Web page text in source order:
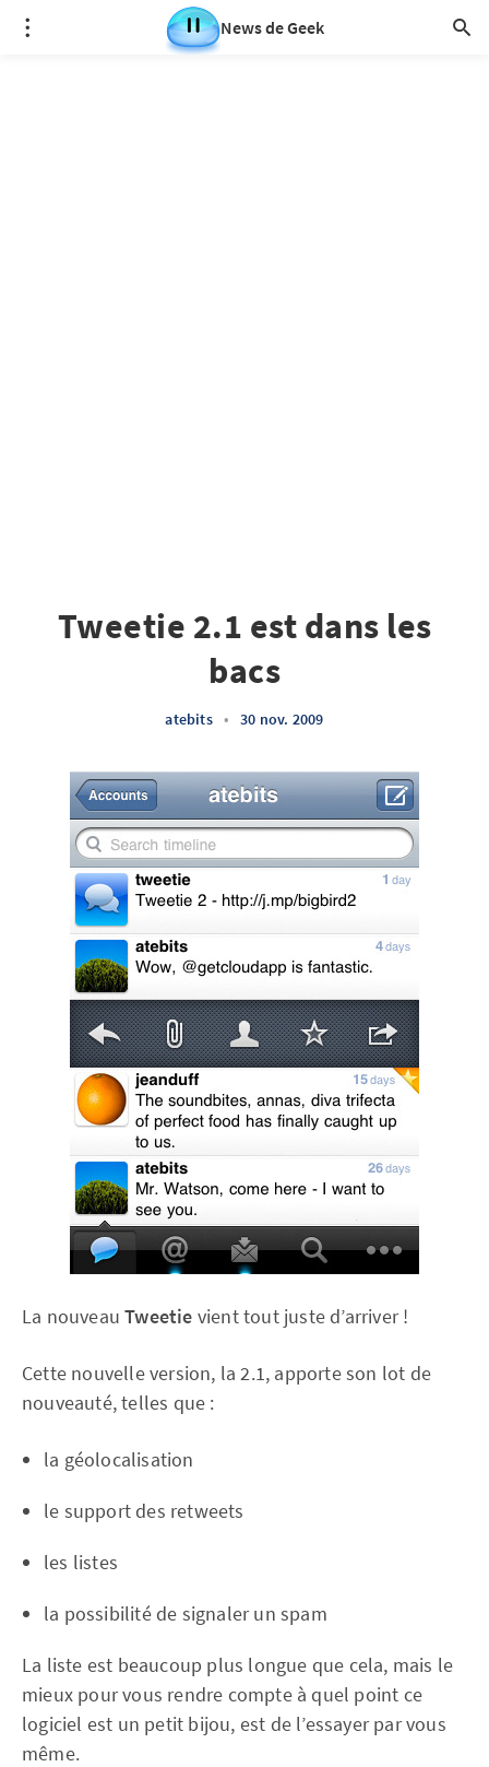
News de Geek
Tweetie 2.1 est dans les
bacs
atebits • 30 nov. 2009
La nouveauTweetie vient tout juste d’arriver !
Cette nouvelle version, la 2.1, apporte son lot de
nouveauté, telles que :
la géolocalisation
le support des retweets
les listes
la possibilité de signaler un spam
La liste est beaucoup plus longue que cela, mais le
mieux pour vous rendre compte à quel point ce
logiciel est un petit bijou, est de l’essayer par vous
même.